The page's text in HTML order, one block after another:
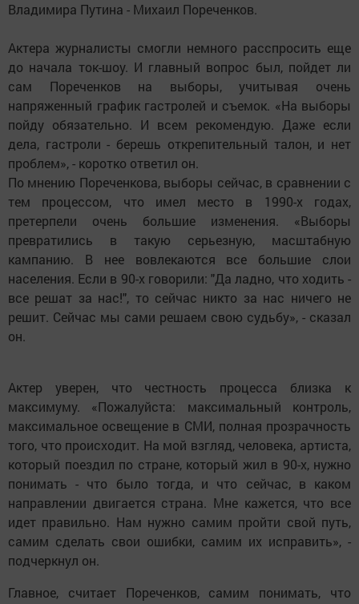
Владимира Путина - Михаил Пореченков.
Актера журналисты смогли немного расспросить еще
до начала ток-шоу. И главный вопрос был, пойдет ли
сам Пореченков на выборы, учитывая очень
напряженный график гастролей и съемок. «На выборы
пойду обязательно. И всем рекомендую. Даже если
дела, гастроли - берешь открепительный талон, и нет
проблем», - коротко ответил он.
По мнению Пореченкова, выборы сейчас, в сравнении с
тем процессом, что имел место в 1990-х годах,
претерпели очень большие изменения. «Выборы
превратились в такую серьезную, масштабную
кампанию. В нее вовлекаются все большие слои
населения. Если в 90-х говорили: "Да ладно, что ходить -
все решат за нас!", то сейчас никто за нас ничего не
решит. Сейчас мы сами решаем свою судьбу», - сказал
он.
Актер уверен, что честность процесса близка к
максимуму. «Пожалуйста: максимальный контроль,
максимальное освещение в СМИ, полная прозрачность
того, что происходит. На мой взгляд, человека, артиста,
который поездил по стране, который жил в 90-х, нужно
понимать - что было тогда, и что сейчас, в каком
направлении двигается страна. Мне кажется, что все
идет правильно. Нам нужно самим пройти свой путь,
самим сделать свои ошибки, самим их исправить», -
подчеркнул он.
Главное, считает Пореченков, самим понимать, что